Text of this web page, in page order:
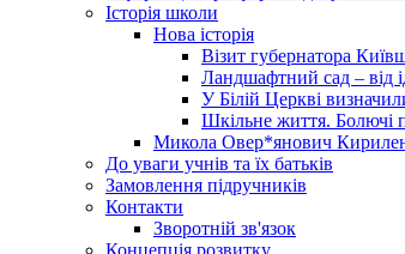
Історія школи
Нова історія
Візит губернатора
Ландшафтний сад – від
У Білій Церкві
Шкільне життя. Болючі
Микола Овер*янович
До уваги учнів та їх батьків
Замовлення підручників
Контакти
Зворотній зв'язок
Концепція розвитку